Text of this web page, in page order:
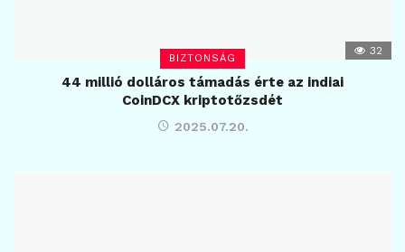
BIZTONSÁG
32
44 millió dolláros támadás érte az indiai
CoinDCX kriptotőzsdét
2025.07.20.